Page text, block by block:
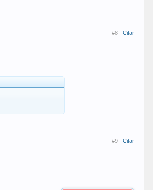
#8 Citar
#9 Citar